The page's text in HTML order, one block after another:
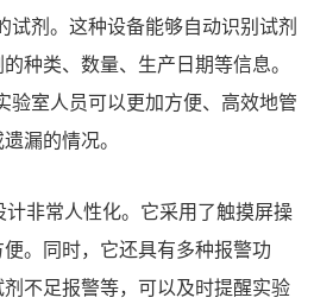
试剂。这种设备能够自动识别试剂
种类、数量、生产日期等信息。
验室人员可以更加方便、高效地管
漏的情况。
非常人性化。它采用了触摸屏操
。同时，它还具有多种报警功
不足报警等，可以及时提醒实验